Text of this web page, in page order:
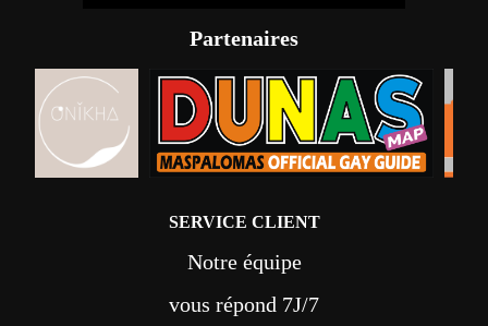
Partenaires
SERVICE CLIENT
Notre équipe
vous répond 7J/7